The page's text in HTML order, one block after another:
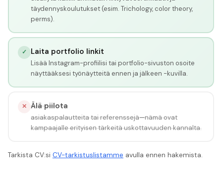
täydennyskoulutukset (esim. Trichology, color theory,
perms).
✓ Laita portfolio linkit
Lisää Instagram-profiilisi tai portfolio-sivuston osoite
näyttääksesi työnäytteitä ennen ja jälkeen -kuvilla.
✕ Älä piilota
asiakaspalautteita tai referenssejä—nämä ovat
kampaajalle erityisen tärkeitä uskottavuuden kannalta.
Tarkista CV:si CV-tarkistuslistamme avulla ennen hakemista.